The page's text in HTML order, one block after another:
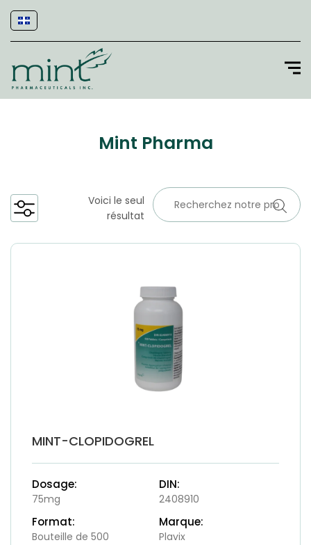
Mint Pharma
Voici le seul
résultat
MINT-CLOPIDOGREL
Dosage:
75mg
DIN:
2408910
Format:
Bouteille de 500
Marque:
Plavix